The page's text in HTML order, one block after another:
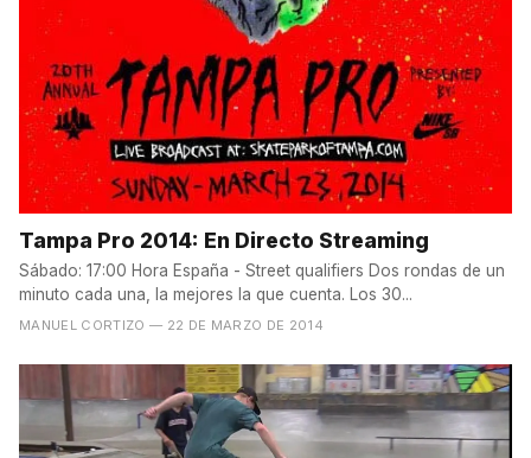
Tampa Pro 2014: En Directo Streaming
Sábado: 17:00 Hora España - Street qualifiers Dos rondas de un
minuto cada una, la mejores la que cuenta. Los 30...
MANUEL CORTIZO — 22 DE MARZO DE 2014